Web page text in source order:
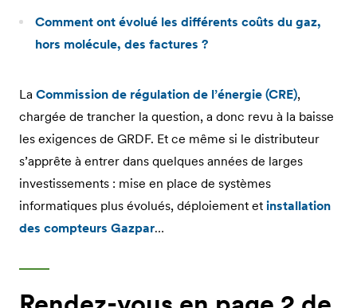
Comment ont évolué les différents coûts du gaz,
hors molécule, des factures ?
La Commission de régulation de l’énergie (CRE),
chargée de trancher la question, a donc revu à la baisse
les exigences de GRDF. Et ce même si le distributeur
s’apprête à entrer dans quelques années de larges
investissements : mise en place de systèmes
informatiques plus évolués, déploiement et installation
des compteurs Gazpar…